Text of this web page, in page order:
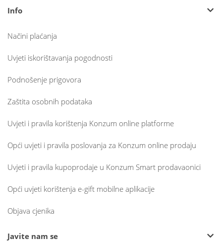
Info
Načini plaćanja
Uvjeti iskorištavanja pogodnosti
Podnošenje prigovora
Zaštita osobnih podataka
Uvjeti i pravila korištenja Konzum online platforme
Opći uvjeti i pravila poslovanja za Konzum online prodaju
Uvjeti i pravila kupoprodaje u Konzum Smart prodavaonici
Opći uvjeti korištenja e-gift mobilne aplikacije
Objava cjenika
Javite nam se